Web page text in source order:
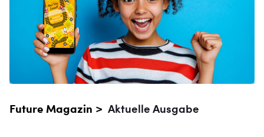
Future Magazin > Aktuelle Ausgabe